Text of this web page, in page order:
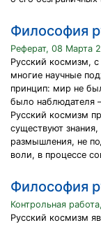
Философия
Реферат, 08 Марта
Русский космизм,
многие научные
принцип: мир не
было наблюдателя
Русский космизм
существуют
размышления, не
воли, в процессе
Философия
Контрольная
Русский космизм